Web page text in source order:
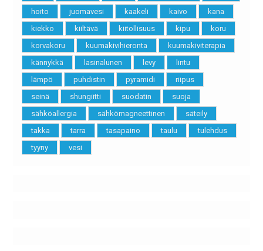
hoito
juomavesi kaakeli kaivo
kana
kiekko
kiiltävä kiitollisuus kipu
koru
korvakoru
kuumakivihieronta
kuumakiviterapia
kännykkä
lasinalunen levy
lintu
lämpö
puhdistin pyramidi
riipus
seinä
shungiitti suodatin
suoja
sähköallergia
sähkömagneettinen
säteily
takka
tarra tasapaino taulu
tulehdus
tyyny
vesi